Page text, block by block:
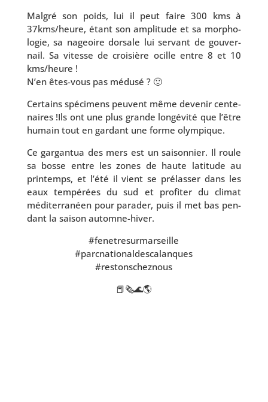
Malgré son poids, lui il peut faire 300 kms à
37kms/heure, étant son ampli­tude et sa mor­pho­
lo­gie, sa nageoire dor­sale lui ser­vant de gou­ver­
nail. Sa vitesse de croi­sière ocille entre 8 et 10
kms/heure !
N’en êtes-vous pas médusé ? 🙂
Certains spé­ci­mens peuvent même deve­nir cen­te­
naires !Ils ont une plus grande lon­gé­vi­té que l’être
humain tout en gar­dant une forme olympique.
Ce gar­gan­tua des mers est un sai­son­nier. Il roule
sa bosse entre les zones de haute lati­tude au
prin­temps, et l’é­té il vient se pré­las­ser dans les
eaux tem­pé­rées du sud et pro­fi­ter du cli­mat
médi­ter­ra­néen pour para­der, puis il met bas pen­
dant la sai­son automne-hiver.
#fene­tre­sur­mar­seille
#parc­na­tio­nal­des­ca­lanques
#res­ton­schez­nous
📕🗞🌊🌎